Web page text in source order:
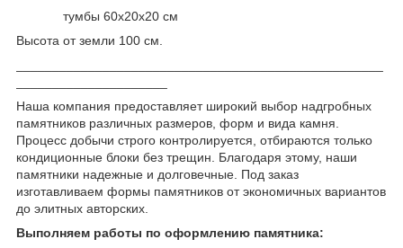
тумбы 60х20х20 см
Высота от земли 100 см.
Наша компания предоставляет широкий выбор надгробных
памятников различных размеров, форм и вида камня.
Процесс добычи строго контролируется, отбираются только
кондиционные блоки без трещин. Благодаря этому, наши
памятники надежные и долговечные. Под заказ
изготавливаем формы памятников от экономичных вариантов
до элитных авторских.
Выполняем работы по оформлению памятника: